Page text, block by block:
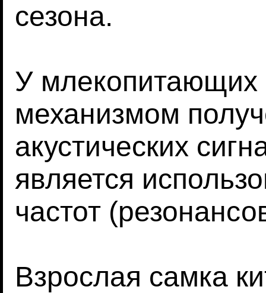
сезона.
У
механизмом
акустических
является
частот
Взрослая самка